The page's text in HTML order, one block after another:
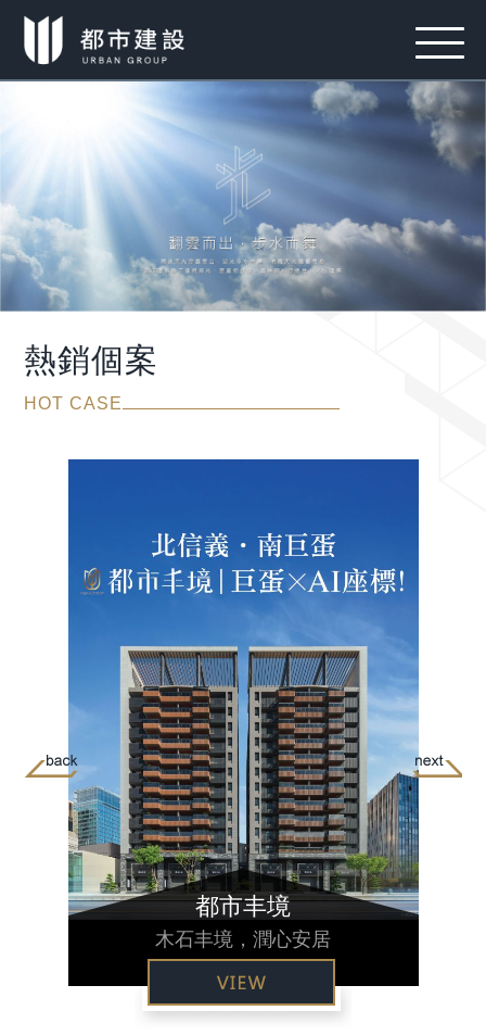
熱銷個案
HOT CASE
都市丰境
木石丰境，潤心安居